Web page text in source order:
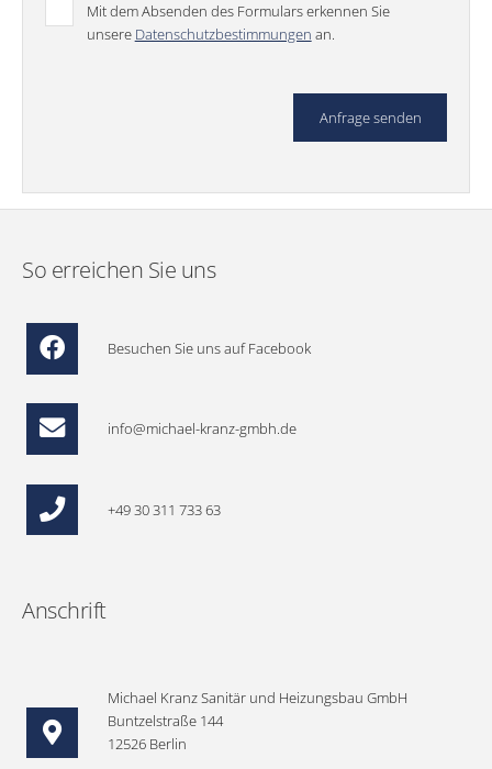
Mit dem Absenden des Formulars erkennen Sie
unsere Datenschutzbestimmungen an.
So erreichen Sie uns
Besuchen Sie uns auf Facebook
info@michael-kranz-gmbh.de
+49 30 311 733 63
Anschrift
Michael Kranz Sanitär und Heizungsbau GmbH
Buntzelstraße 144
12526 Berlin